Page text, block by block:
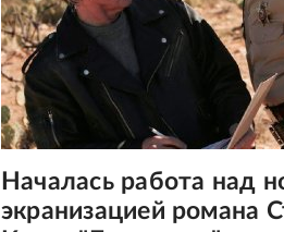
Началась работа над
экранизацией романа